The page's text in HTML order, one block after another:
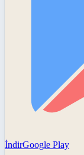
İndirGoogle Play